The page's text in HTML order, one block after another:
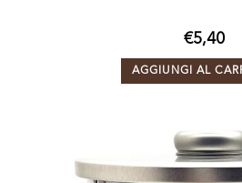
€5,40
AGGIUNGI AL